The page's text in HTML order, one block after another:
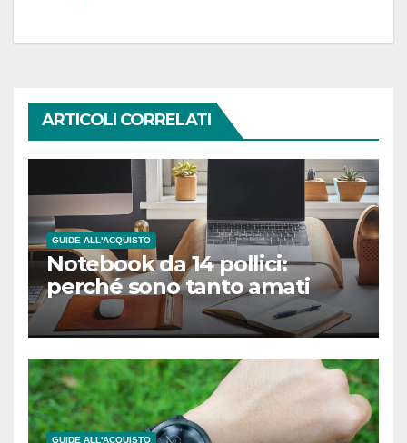
ARTICOLI CORRELATI
GUIDE ALL'ACQUISTO
Notebook da 14 pollici:
perché sono tanto amati
GUIDE ALL'ACQUISTO